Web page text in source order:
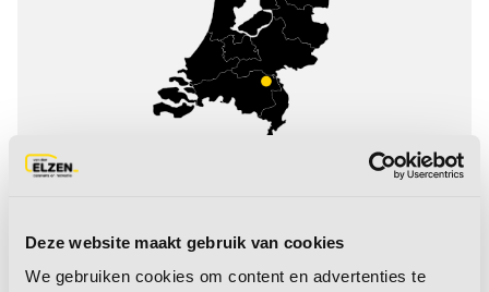
Deze website maakt gebruik van cookies
We gebruiken cookies om content en advertenties te
0486 452524